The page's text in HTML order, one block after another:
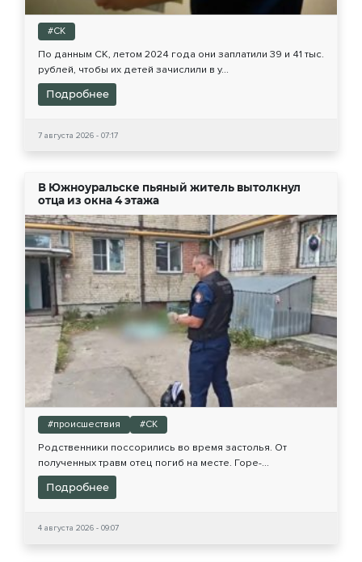
#СК
По данным СК, летом 2024 года они заплатили 39 и 41 тыс.
рублей, чтобы их детей зачислили в у...
Подробнее
7 августа 2026 - 07:17
В Южноуральске пьяный житель вытолкнул
отца из окна 4 этажа
#происшествия #СК
Родственники поссорились во время застолья. От
полученных травм отец погиб на месте. Горе-...
Подробнее
4 августа 2026 - 09:07